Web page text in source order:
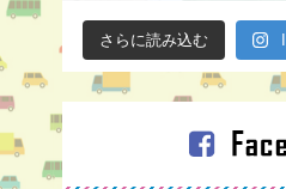
さらに読み込む